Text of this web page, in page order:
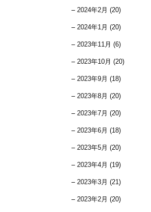
2024年2月 (20)
2024年1月 (20)
2023年11月 (6)
2023年10月 (20)
2023年9月 (18)
2023年8月 (20)
2023年7月 (20)
2023年6月 (18)
2023年5月 (20)
2023年4月 (19)
2023年3月 (21)
2023年2月 (20)